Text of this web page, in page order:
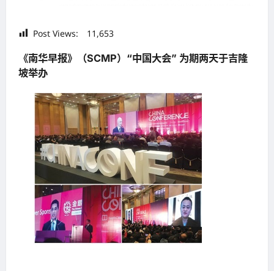
Post Views: 11,653
《南华早报》（SCMP）“中国大会” 为期两天于吉隆
坡举办